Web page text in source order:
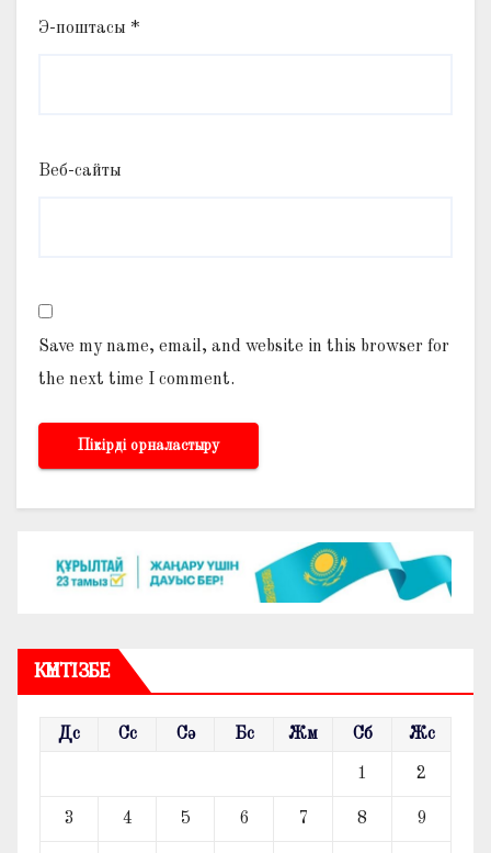
Э-поштасы *
Веб-сайты
Save my name, email, and website in this browser for
the next time I comment.
КҮНТІЗБЕ
Дс Сс Сә Бс Жм Сб Жс
1 2
3 4 5 6 7 8 9